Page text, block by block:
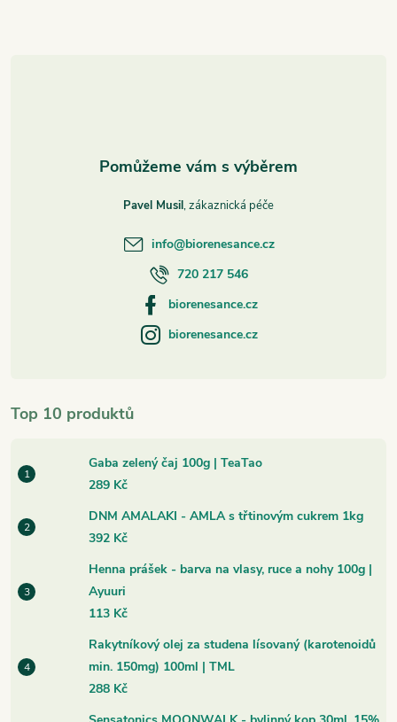
Top 10 produktů
Gaba zelený čaj 100g | TeaTao
289 Kč
DNM AMALAKI - AMLA s třtinovým cukrem 1kg
392 Kč
Henna prášek - barva na vlasy, ruce a nohy 100g |
Ayuuri
113 Kč
Rakytníkový olej za studena lísovaný (karotenoidů
min. 150mg) 100ml | TML
288 Kč
Pavel Musil
info@biorenesance.cz
720 217 546
biorenesance.cz
biorenesance.cz